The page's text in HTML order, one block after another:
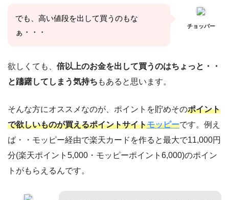
でも、高い値段を出して買うのもな
ぁ・・・
チョッパー
欲しくても、 倍以上のお金を出して買うのはちょっと・・
と躊躇してしまう気持ち もあると思います。
そんな方にオススメなのが、ポイントを貯めそのポイント
で欲しいものが買えるポイントサイトモッピーです。例え
ば・・モッピー経由で楽天カードを作ると最大で11,000円
分(楽天ポイント5,000・モッピーポイント6,000)のポイン
トがもらえるんです。